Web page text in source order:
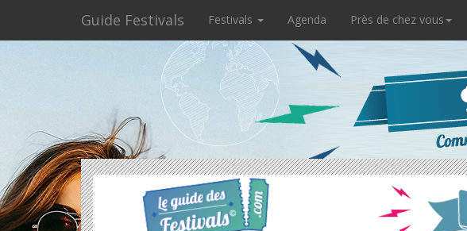
Guide Festivals Festivals Agenda Près de chez vous